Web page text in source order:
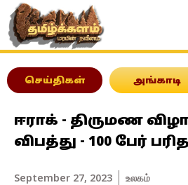
செய்திகள் அங்காடி
ஈராக் - திருமண
விபத்து - 100 பேர்
September 27, 2023 உலகம்